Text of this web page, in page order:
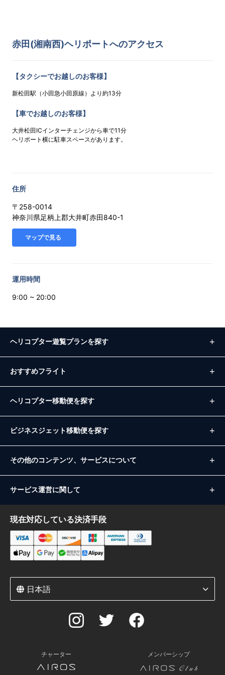
赤田(湘南西)ヘリポートへのアクセス
【タクシーでお越しのお客様】
新松田駅（小田急小田原線）より約13分
【車でお越しのお客様】
大井松田ICインターチェンジから車で11分
ヘリポート横に駐車スペースがあります。
住所
〒258-0014
神奈川県足柄上郡大井町赤田840-1
マップで見る
運用時間
9:00 ~ 20:00
ヘリコプター遊覧プランを探す
おすすめフライト
ヘリコプター移動便を探す
ビジネスジェット移動便を探す
その他のコンテンツ、サービスについて
サービス運営に関して
現在対応している決済手段
日本語
チャーター メンバーシップ